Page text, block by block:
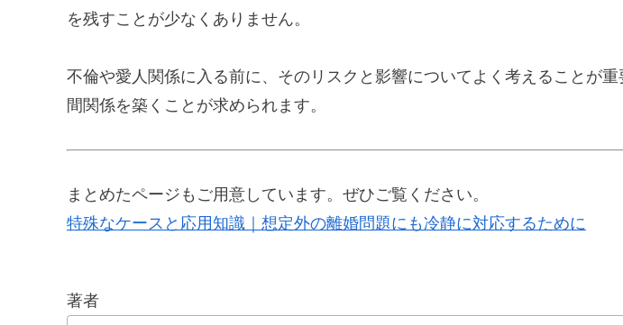
を残すことが少なくありません。
不倫や愛人関係に入る前に、そのリスクと影響についてよく考えることが
間関係を築くことが求められます。
まとめたページもご用意しています。ぜひご覧ください。
特殊なケースと応用知識｜想定外の離婚問題にも冷静に対応するために
著者